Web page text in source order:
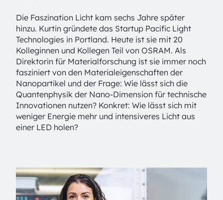
Die Faszination Licht kam sechs Jahre später
hinzu. Kurtin gründete das Startup Pacific Light
Technologies in Portland. Heute ist sie mit 20
Kolleginnen und Kollegen Teil von OSRAM. Als
Direktorin für Material­forschung ist sie immer noch
fasziniert von den Material­eigenschaften der
Nanopartikel und der Frage: Wie lässt sich die
Quantenphysik der Nano-Dimension für technische
Innovationen nutzen? Konkret: Wie lässt sich mit
weniger Energie mehr und intensiveres Licht aus
einer LED holen?